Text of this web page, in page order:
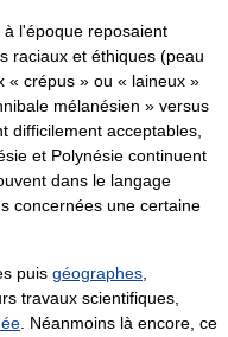
l'époque reposaient
raciaux et éthiques (peau
« crépus » ou « laineux »
mélanésien » versus
difficilement acceptables,
et Polynésie continuent
dans le langage
concernées une certaine
puis géographes,
travaux scientifiques,
. Néanmoins là encore, ce